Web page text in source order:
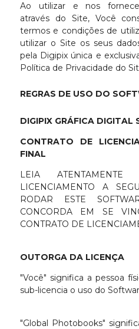
Ao utilizar e nos
através do Site, Você
termos e condições de
utilizar o Site os seus
pela Digipix única e
Política de Privacidade do
REGRAS DE USO DO
DIGIPIX GRÁFICA DIGITAL
CONTRATO DE
FINAL
LEIA
LICENCIAMENTO A
RODAR ESTE
CONCORDA EM SE
CONTRATO DE
OUTORGA DA LICENÇA
"Você" significa a pessoa
sub-licencia o uso do
"Global Photobooks"